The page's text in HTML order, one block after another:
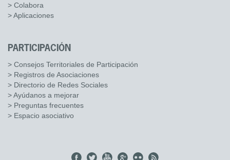
> Colabora
> Aplicaciones
PARTICIPACIÓN
> Consejos Territoriales de Participación
> Registros de Asociaciones
> Directorio de Redes Sociales
> Ayúdanos a mejorar
> Preguntas frecuentes
> Espacio asociativo